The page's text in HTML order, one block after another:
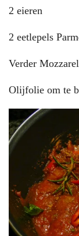
2 eieren
2 eetlepels
Verder
Olijfolie om te